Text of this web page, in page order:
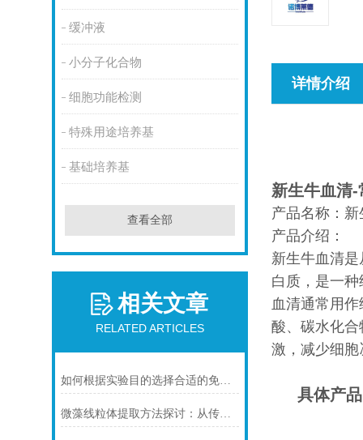
缓冲液
小分子化合物
细胞功能检测
特殊用途培养基
基础培养基
查看全部
相关文章
RELATED ARTICLES
如何根据实验目的选择合适的免疫染色封闭剂
微藻线粒体提取方法探讨：从传统技术到试剂盒方案
详情介绍
新生牛血清-
产品名称：
产品介绍：
新生牛血清
白质，是一
血清通常用
酸、碳水化
激，减少细
具体产